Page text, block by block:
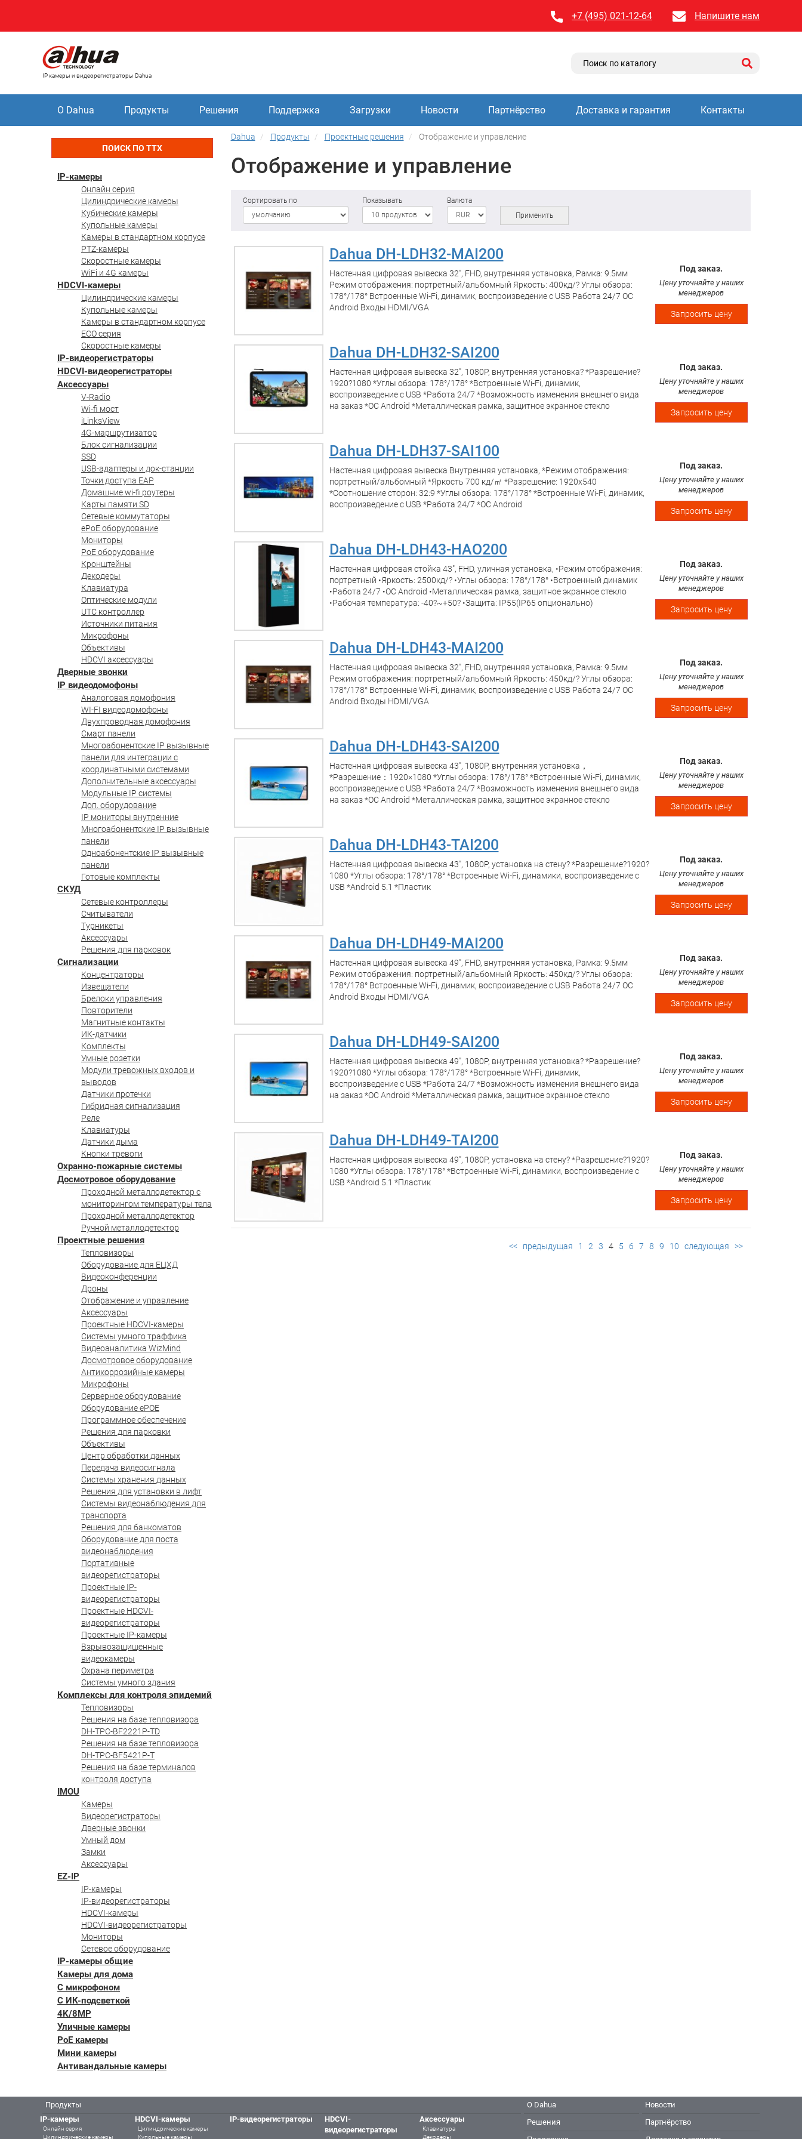
+7 (495) 021-12-64 Напишите нам
IP камеры и видеорегистраторы Dahua
О Dahua Продукты Решения Поддержка Загрузки Новости Партнёрство Доставка и гарантия Контакты
ПОИСК ПО ТТХ
IP-камеры
Онлайн серия
Цилиндрические камеры
Кубические камеры
Купольные камеры
Камеры в стандартном корпусе
PTZ-камеры
Скоростные камеры
WiFi и 4G камеры
HDCVI-камеры
Цилиндрические камеры
Купольные камеры
Камеры в стандартном корпусе
ECO серия
Скоростные камеры
IP-видеорегистраторы
HDCVI-видеорегистраторы
Аксессуары
V-Radio
Wi-fi мост
iLinksView
4G-маршрутизатор
Блок сигнализации
SSD
USB-адаптеры и док-станции
Точки доступа EAP
Домашние wi-fi роутеры
Карты памяти SD
Сетевые коммутаторы
ePoE оборудование
Мониторы
PoE оборудование
Кронштейны
Декодеры
Клавиатура
Оптические модули
UTC контроллер
Источники питания
Микрофоны
Объективы
HDCVI аксессуары
Дверные звонки
IP видеодомофоны
Аналоговая домофония
WI-FI видеодомофоны
Двухпроводная домофония
Смарт панели
Многоабонентские IP вызывные
панели для интеграции с
координатными системами
Дополнительные аксессуары
Модульные IP системы
Доп. оборудование
IP мониторы внутренние
Многоабонентские IP вызывные
панели
Одноабонентские IP вызывные
панели
Готовые комплекты
СКУД
Сетевые контроллеры
Считыватели
Турникеты
Аксессуары
Решения для парковок
Сигнализации
Концентраторы
Извещатели
Брелоки управления
Повторители
Магнитные контакты
ИК-датчики
Комплекты
Умные розетки
Модули тревожных входов и
выводов
Датчики протечки
Гибридная сигнализация
Реле
Клавиатуры
Датчики дыма
Кнопки тревоги
Охранно-пожарные системы
Досмотровое оборудование
Проходной металлодетектор с
мониторингом температуры тела
Проходной металлодетектор
Ручной металлодетектор
Проектные решения
Тепловизоры
Оборудование для ЕЦХД
Видеоконференции
Дроны
Отображение и управление
Аксессуары
Проектные HDCVI-камеры
Системы умного траффика
Видеоаналитика WizMind
Досмотровое оборудование
Антикоррозийные камеры
Микрофоны
Серверное оборудование
Оборудование ePOE
Программное обеспечение
Решения для парковки
Объективы
Центр обработки данных
Передача видеосигнала
Системы хранения данных
Решения для установки в лифт
Системы видеонаблюдения для
транспорта
Решения для банкоматов
Оборудование для поста
видеонаблюдения
Портативные
видеорегистраторы
Проектные IP-
видеорегистраторы
Проектные HDCVI-
видеорегистраторы
Проектные IP-камеры
Взрывозащищенные
видеокамеры
Охрана периметра
Системы умного здания
Комплексы для контроля эпидемий
Тепловизоры
Решения на базе тепловизора
DH-TPC-BF2221P-TD
Решения на базе тепловизора
DH-TPC-BF5421P-T
Решения на базе терминалов
контроля доступа
IMOU
Камеры
Видеорегистраторы
Дверные звонки
Умный дом
Замки
Аксессуары
EZ-IP
IP-камеры
IP-видеорегистраторы
HDCVI-камеры
HDCVI-видеорегистраторы
Мониторы
Сетевое оборудование
IP-камеры общие
Камеры для дома
С микрофоном
С ИК-подсветкой
4K/8MP
Уличные камеры
PoE камеры
Мини камеры
Антивандальные камеры
Dahua Продукты Проектные решения Отображение и управление
Отображение и управление
Сортировать по Показывать
Валюта
Применить
Dahua DH-LDH32-MAI200
Настенная цифровая вывеска 32", FHD, внутренняя установка, Рамка: 9.5мм
Режим отображения: портретный/альбомный Яркость: 400кд/? Углы обзора:
178°/178° Встроенные Wi-Fi, динамик, воспроизведение с USB Работа 24/7 ОС
Android Входы HDMI/VGA
Под заказ.
Цену уточняйте у наших
менеджеров
Запросить цену
Dahua DH-LDH32-SAI200
Настенная цифровая вывеска 32", 1080P, внутренняя установка? *Разрешение?
1920?1080 *Углы обзора: 178°/178° *Встроенные Wi-Fi, динамик,
воспроизведение с USB *Работа 24/7 *Возможность изменения внешнего вида
на заказ *ОС Android *Металлическая рамка, защитное экранное стекло
Под заказ.
Цену уточняйте у наших
менеджеров
Запросить цену
Dahua DH-LDH37-SAI100
Настенная цифровая вывеска Внутренняя установка, *Режим отображения:
портретный/альбомный *Яркость 700 кд/㎡ *Разрешение: 1920х540
*Соотношение сторон: 32:9 *Углы обзора: 178°/178° *Встроенные Wi-Fi, динамик,
воспроизведение с USB *Работа 24/7 *ОС Android
Под заказ.
Цену уточняйте у наших
менеджеров
Запросить цену
Dahua DH-LDH43-HAO200
Настенная цифровая стойка 43", FHD, уличная установка, •Режим отображения:
портретный •Яркость: 2500кд/? •Углы обзора: 178°/178° •Встроенный динамик
•Работа 24/7 •ОС Android •Металлическая рамка, защитное экранное стекло
•Рабочая температура: -40?~+50? •Защита: IP55(IP65 опционально)
Под заказ.
Цену уточняйте у наших
менеджеров
Запросить цену
Dahua DH-LDH43-MAI200
Настенная цифровая вывеска 32", FHD, внутренняя установка, Рамка: 9.5мм
Режим отображения: портретный/альбомный Яркость: 450кд/? Углы обзора:
178°/178° Встроенные Wi-Fi, динамик, воспроизведение с USB Работа 24/7 ОС
Android Входы HDMI/VGA
Под заказ.
Цену уточняйте у наших
менеджеров
Запросить цену
Dahua DH-LDH43-SAI200
Настенная цифровая вывеска 43", 1080P, внутренняя установка，
*Разрешение：1920×1080 *Углы обзора: 178°/178° *Встроенные Wi-Fi, динамик,
воспроизведение с USB *Работа 24/7 *Возможность изменения внешнего вида
на заказ *ОС Android *Металлическая рамка, защитное экранное стекло
Под заказ.
Цену уточняйте у наших
менеджеров
Запросить цену
Dahua DH-LDH43-TAI200
Настенная цифровая вывеска 43", 1080P, установка на стену? *Разрешение?1920?
1080 *Углы обзора: 178°/178° *Встроенные Wi-Fi, динамики, воспроизведение с
USB *Android 5.1 *Пластик
Под заказ.
Цену уточняйте у наших
менеджеров
Запросить цену
Dahua DH-LDH49-MAI200
Настенная цифровая вывеска 49", FHD, внутренняя установка, Рамка: 9.5мм
Режим отображения: портретный/альбомный Яркость: 450кд/? Углы обзора:
178°/178° Встроенные Wi-Fi, динамик, воспроизведение с USB Работа 24/7 ОС
Android Входы HDMI/VGA
Под заказ.
Цену уточняйте у наших
менеджеров
Запросить цену
Dahua DH-LDH49-SAI200
Настенная цифровая вывеска 49", 1080P, внутренняя установка? *Разрешение?
1920?1080 *Углы обзора: 178°/178° *Встроенные Wi-Fi, динамик,
воспроизведение с USB *Работа 24/7 *Возможность изменения внешнего вида
на заказ *ОС Android *Металлическая рамка, защитное экранное стекло
Под заказ.
Цену уточняйте у наших
менеджеров
Запросить цену
Dahua DH-LDH49-TAI200
Настенная цифровая вывеска 49", 1080P, установка на стену? *Разрешение?1920?
1080 *Углы обзора: 178°/178° *Встроенные Wi-Fi, динамики, воспроизведение с
USB *Android 5.1 *Пластик
Под заказ.
Цену уточняйте у наших
менеджеров
Запросить цену
<< предыдущая 1 2 3 4 5 6 7 8 9 10 следующая >>
Продукты
IP-камеры
Онлайн серия
Цилиндрические камеры
HDCVI-камеры
Цилиндрические камеры
Купольные камеры
IP-видеорегистраторы
HDCVI-
видеорегистраторы
Аксессуары
Клавиатура
Декодеры
О Dahua
Решения
Новости
Партнёрство